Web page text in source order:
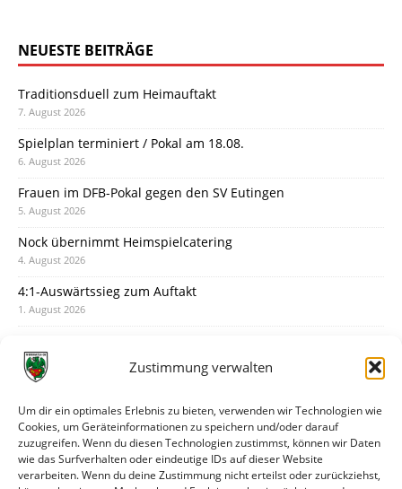
Zustimmung verwalten
Um dir ein optimales Erlebnis zu bieten, verwenden wir Technologien wie
Cookies, um Geräteinformationen zu speichern und/oder darauf
zuzugreifen. Wenn du diesen Technologien zustimmst, können wir Daten
wie das Surfverhalten oder eindeutige IDs auf dieser Website
verarbeiten. Wenn du deine Zustimmung nicht erteilst oder zurückziehst,
NEUESTE BEITRÄGE
Traditionsduell zum Heimauftakt
7. August 2026
Spielplan terminiert / Pokal am 18.08.
6. August 2026
Frauen im DFB-Pokal gegen den SV Eutingen
5. August 2026
Nock übernimmt Heimspielcatering
4. August 2026
4:1-Auswärtssieg zum Auftakt
1. August 2026
31. Juli 2026
30. Juli 2026
Deine Spielminute: 89+1
28. Juli 2026